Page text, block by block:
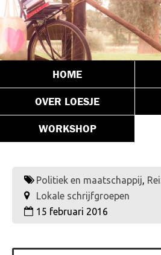
HOME
OVER LOESJE
WORKSHOP
Politiek en maatschappij,
Lokale schrijfgroepen
15 februari 2016